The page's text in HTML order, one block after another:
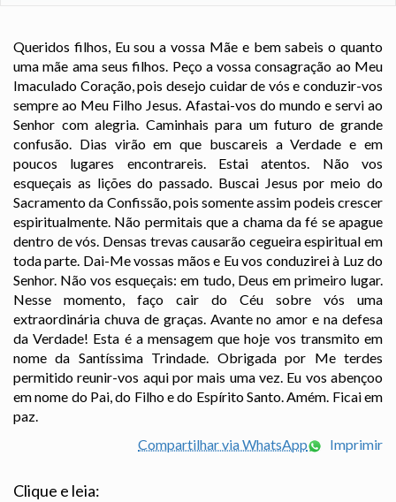
Queridos filhos, Eu sou a vossa Mãe e bem sabeis o quanto
uma mãe ama seus filhos. Peço a vossa consagração ao Meu
Imaculado Coração, pois desejo cuidar de vós e conduzir-vos
sempre ao Meu Filho Jesus. Afastai-vos do mundo e servi ao
Senhor com alegria. Caminhais para um futuro de grande
confusão. Dias virão em que buscareis a Verdade e em
poucos lugares encontrareis. Estai atentos. Não vos
esqueçais as lições do passado. Buscai Jesus por meio do
Sacramento da Confissão, pois somente assim podeis crescer
espiritualmente. Não permitais que a chama da fé se apague
dentro de vós. Densas trevas causarão cegueira espiritual em
toda parte. Dai-Me vossas mãos e Eu vos conduzirei à Luz do
Senhor. Não vos esqueçais: em tudo, Deus em primeiro lugar.
Nesse momento, faço cair do Céu sobre vós uma
extraordinária chuva de graças. Avante no amor e na defesa
da Verdade! Esta é a mensagem que hoje vos transmito em
nome da Santíssima Trindade. Obrigada por Me terdes
permitido reunir-vos aqui por mais uma vez. Eu vos abençoo
em nome do Pai, do Filho e do Espírito Santo. Amém. Ficai em
paz.
Compartilhar via WhatsApp
Imprimir
Clique e leia: